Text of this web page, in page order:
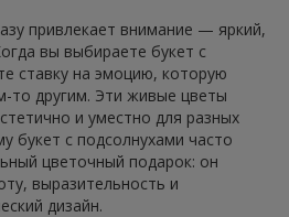
привлекает внимание — яркий,
вы выбираете букет с
ставку на эмоцию, которую
то другим. Эти живые цветы
и уместно для разных
букет с подсолнухами часто
цветочный подарок: он
выразительность и
дизайн.